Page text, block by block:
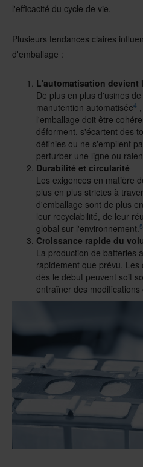
l'efficacité du cycle de vie.
Plusieurs tendances claires
d'emballage :
L'automatisation devient
De plus en plus d'usines
manutention automatisée4
l'emballage doit être
déforment, s'écartent des
définies ou ne s'empilent
perturber une ligne ou
Durabilité et circularité
Les exigences en matière
plus en plus strictes à
d'emballage sont de plus
leur recyclabilité, de leur
global sur l'environnement.5
Croissance rapide du
La production de batteries
rapidement que prévu.
dès le début peuvent soit
entraîner des